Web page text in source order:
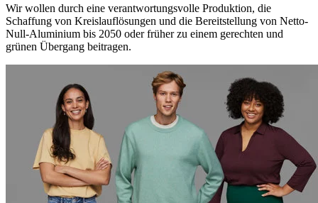
Wir wollen durch eine verantwortungsvolle Produktion, die
Schaffung von Kreislauflösungen und die Bereitstellung von Netto-
Null-Aluminium bis 2050 oder früher zu einem gerechten und
grünen Übergang beitragen.